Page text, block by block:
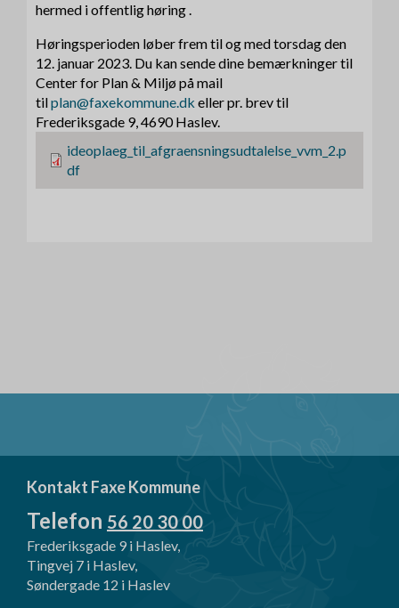
hermed i offentlig høring .
Høringsperioden løber frem til og med torsdag den
12. januar 2023. Du kan sende dine bemærkninger til
Center for Plan & Miljø på mail
tilplan@faxekommune.dk eller pr. brev til
Frederiksgade 9, 4690 Haslev.
l
ideoplaeg_til_afgraensningsudtalelse_vvm_2.p
df
Kontakt Faxe Kommune
Telefon 56 20 30 00
Frederiksgade 9 i Haslev,
Tingvej 7 i Haslev,
Søndergade 12 i Haslev